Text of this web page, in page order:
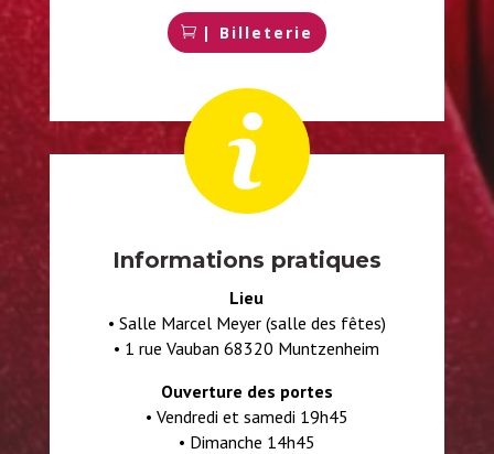
| Billeterie
Informations pratiques
Lieu
• Salle Marcel Meyer (salle des fêtes)
• 1 rue Vauban 68320 Muntzenheim
Ouverture des portes
• Vendredi et samedi 19h45
• Dimanche 14h45